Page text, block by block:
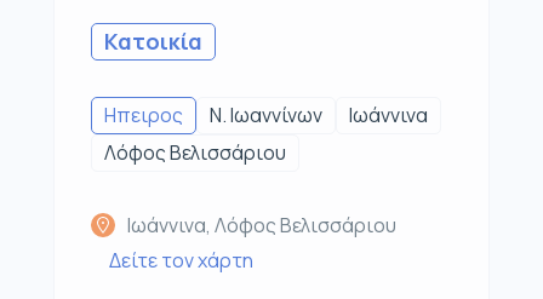
Κατοικία
Ηπειρος Ν. Ιωαννίνων
Ιωάννινα
Λόφος Βελισσάριου
Ιωάννινα, Λόφος Βελισσάριου
Δείτε τον χάρτη